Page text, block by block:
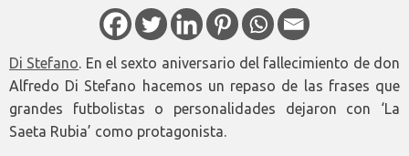
Di Stefano. En el sexto aniversario del fallecimiento de don
Alfredo Di Stefano hacemos un repaso de las frases que
grandes futbolistas o personalidades dejaron con ‘La
Saeta Rubia’ como protagonista.